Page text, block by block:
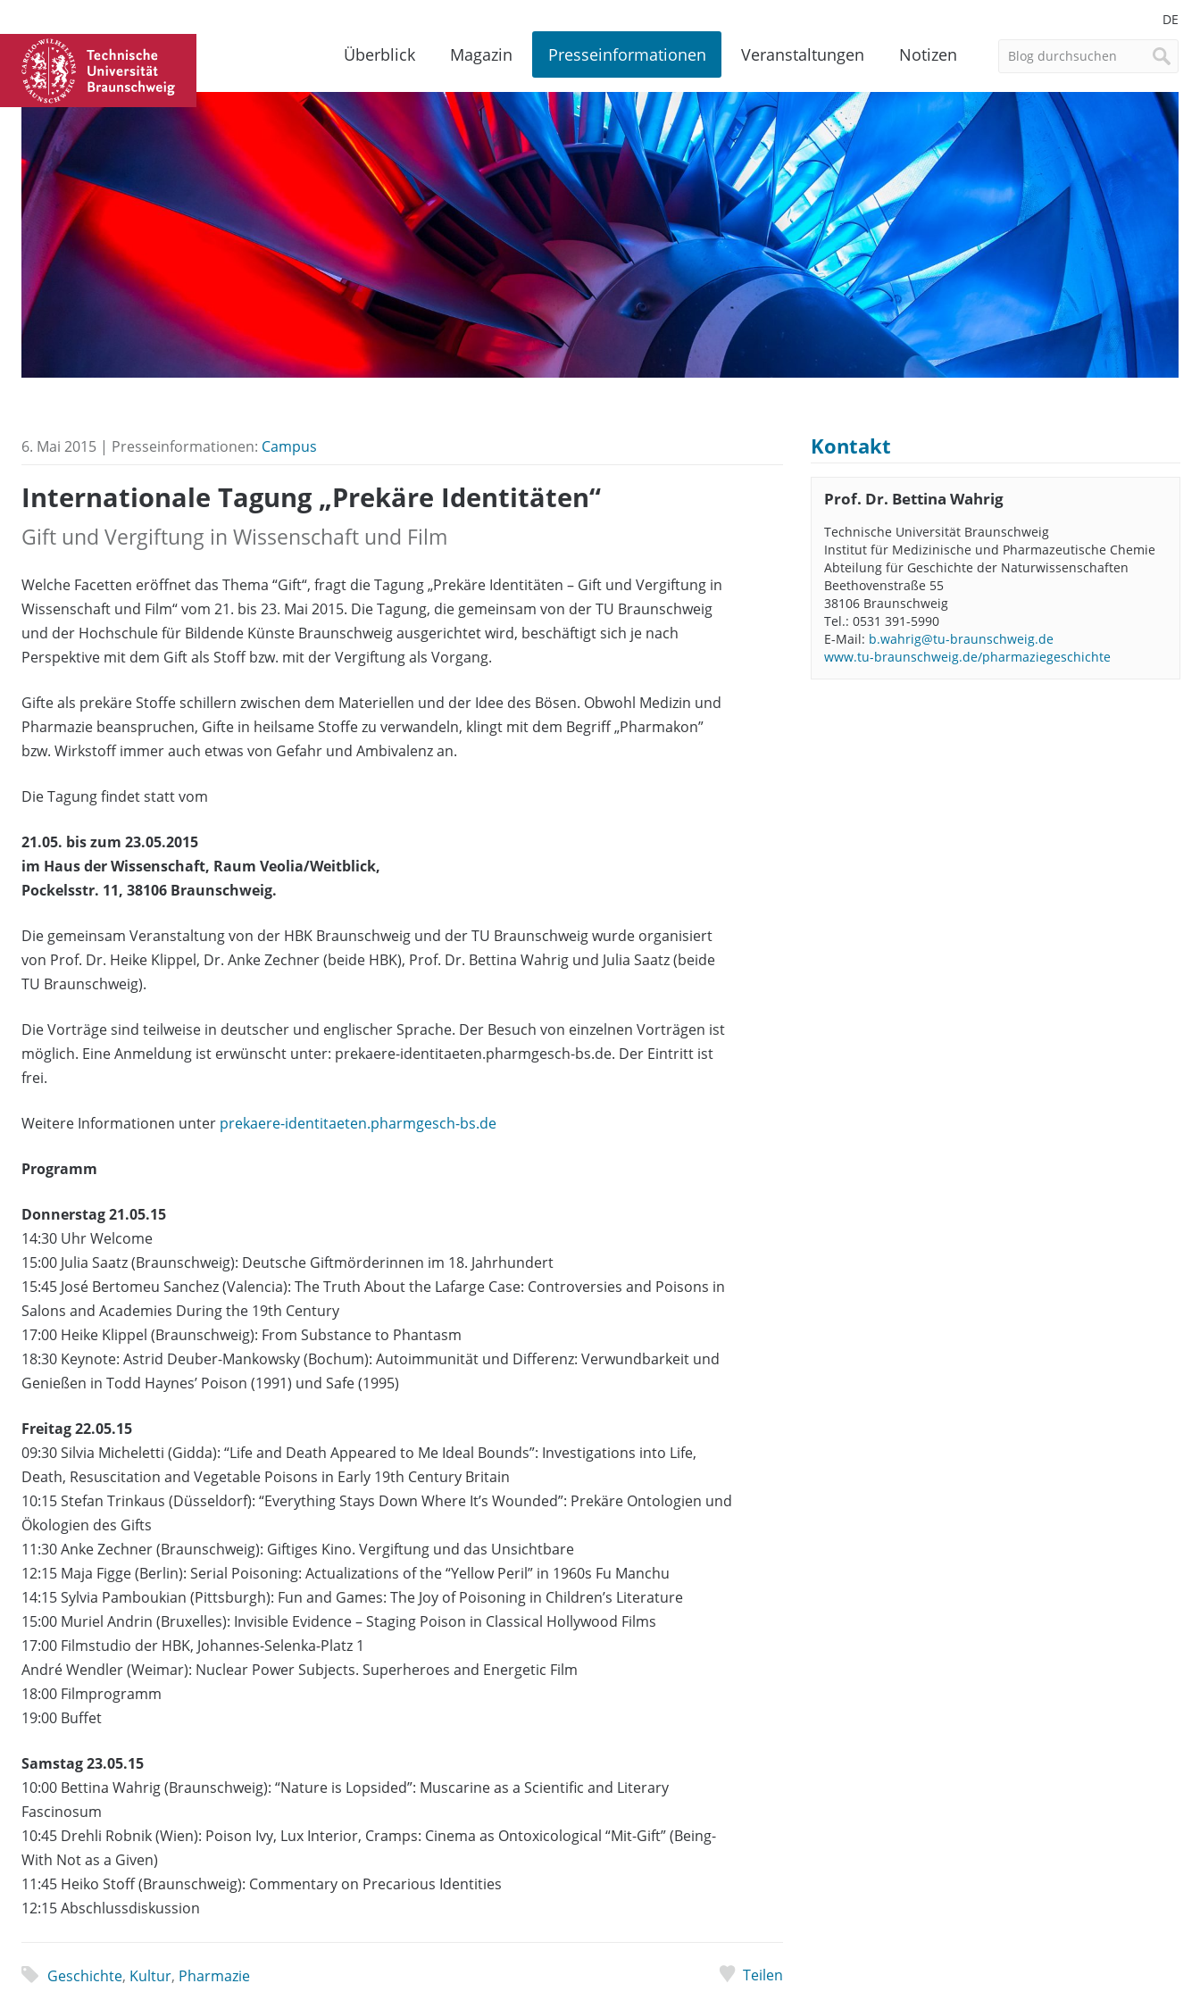
DE
Überblick Magazin Presseinformationen Veranstaltungen Notizen
6. Mai 2015 | Presseinformationen: Campus
Internationale Tagung „Prekäre Identitäten“
Gift und Vergiftung in Wissenschaft und Film
Welche Facetten eröffnet das Thema “Gift“, fragt die Tagung „Prekäre Identitäten – Gift und Vergiftung in
Wissenschaft und Film“ vom 21. bis 23. Mai 2015. Die Tagung, die gemeinsam von der TU Braunschweig
und der Hochschule für Bildende Künste Braunschweig ausgerichtet wird, beschäftigt sich je nach
Perspektive mit dem Gift als Stoff bzw. mit der Vergiftung als Vorgang.
Gifte als prekäre Stoffe schillern zwischen dem Materiellen und der Idee des Bösen. Obwohl Medizin und
Pharmazie be­anspruchen, Gifte in heilsame Stoffe zu verwandeln, klingt mit dem Begriff „Pharmakon”
bzw. Wirkstoff im­mer auch etwas von Gefahr und Ambivalenz an.
Die Tagung findet statt vom
21.05. bis zum 23.05.2015
im Haus der Wissenschaft, Raum Veolia/Weitblick,
Pockelsstr. 11, 38106 Braunschweig.
Die gemeinsam Veranstaltung von der HBK Braunschweig und der TU Braunschweig wurde organisiert
von Prof. Dr. Heike Klippel, Dr. Anke Zechner (beide HBK), Prof. Dr. Bettina Wahrig und Julia Saatz (beide
TU Braunschweig).
Die Vorträge sind teilweise in deutscher und englischer Sprache. Der Besuch von einzelnen Vorträgen ist
möglich. Eine Anmeldung ist erwünscht unter: prekaere-identitaeten.pharmgesch-bs.de. Der Eintritt ist
frei.
Weitere Informationen unter prekaere-identitaeten.pharmgesch-bs.de
Programm
Donnerstag 21.05.15
14:30 Uhr Welcome
15:00 Julia Saatz (Braunschweig): Deutsche Giftmörderinnen im 18. Jahrhundert
15:45 José Bertomeu Sanchez (Valencia): The Truth About the Lafarge Case: Controversies and Poisons in
Salons and Academies During the 19th Century
17:00 Heike Klippel (Braunschweig): From Substance to Phantasm
18:30 Keynote: Astrid Deuber-Mankowsky (Bochum): Autoimmunität und Differenz: Verwundbarkeit und
Genießen in Todd Haynes’ Poison (1991) und Safe (1995)
Freitag 22.05.15
09:30 Silvia Micheletti (Gidda): “Life and Death Appeared to Me Ideal Bounds”: Investigations into Life,
Death, Resuscitation and Vegetable Poisons in Early 19th Century Britain
10:15 Stefan Trinkaus (Düsseldorf): “Everything Stays Down Where It’s Wounded”: Prekäre Ontologien und
Ökologien des Gifts
11:30 Anke Zechner (Braunschweig): Giftiges Kino. Vergiftung und das Unsichtbare
12:15 Maja Figge (Berlin): Serial Poisoning: Actualizations of the “Yellow Peril” in 1960s Fu Manchu
14:15 Sylvia Pamboukian (Pittsburgh): Fun and Games: The Joy of Poisoning in Children’s Literature
15:00 Muriel Andrin (Bruxelles): Invisible Evidence – Staging Poison in Classical Hollywood Films
17:00 Filmstudio der HBK, Johannes-Selenka-Platz 1
André Wendler (Weimar): Nuclear Power Subjects. Superheroes and Energetic Film
18:00 Filmprogramm
19:00 Buffet
Samstag 23.05.15
10:00 Bettina Wahrig (Braunschweig): “Nature is Lopsided”: Muscarine as a Scientific and Literary
Fascinosum
10:45 Drehli Robnik (Wien): Poison Ivy, Lux Interior, Cramps: Cinema as Ontoxicological “Mit-Gift” (Being-
With Not as a Given)
11:45 Heiko Stoff (Braunschweig): Commentary on Precarious Identities
12:15 Abschlussdiskussion
Geschichte, Kultur, Pharmazie Teilen
Kontakt
Prof. Dr. Bettina Wahrig
Technische Universität Braunschweig
Institut für Medizinische und Pharmazeutische Chemie
Abteilung für Geschichte der Naturwissenschaften
Beethovenstraße 55
38106 Braunschweig
Tel.: 0531 391-5990
E-Mail: b.wahrig@tu-braunschweig.de
www.tu-braunschweig.de/pharmaziegeschichte